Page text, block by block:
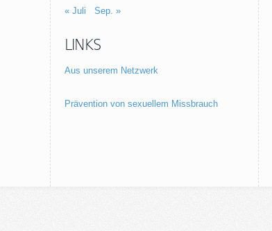
« Juli
Sep. »
LINKS
Aus unserem Netzwerk
Prävention von sexuellem Missbrauch